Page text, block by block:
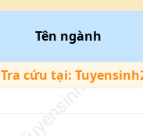
Tên ngành
Tra cứu tại: